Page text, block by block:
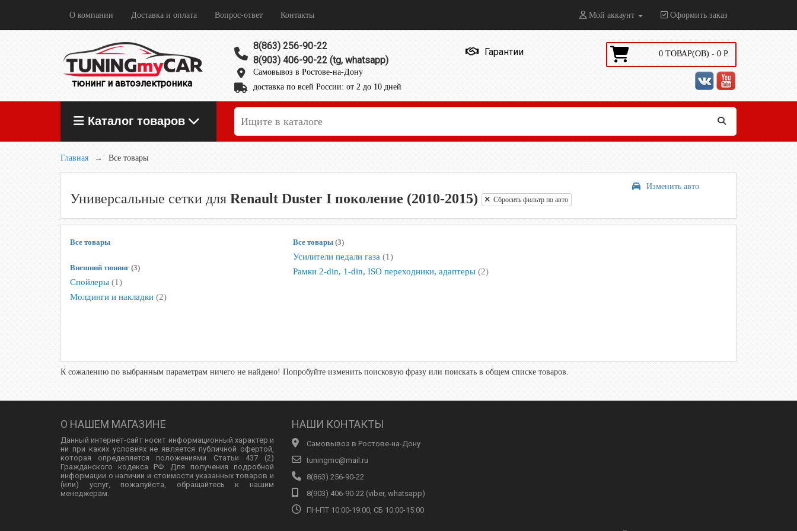
О компании Доставка и оплата Вопрос-ответ Контакты Мой аккаунт Оформить заказ
тюнинг и автоэлектроника
8(863) 256-90-22
8(903) 406-90-22 (tg, whatsapp)
Самовывоз в Ростове-на-Дону
доставка по всей России: от 2 до 10 дней
Гарантии 0 ТОВАР(ОВ) - 0 Р.
Каталог товаров
Главная → Все товары
Универсальные сетки для Renault Duster I поколение (2010-2015) Сбросить фильтр по авто
Изменить авто
Все товары
Внешний тюнинг (3)
Спойлеры (1)
Молдинги и накладки (2)
Все товары (3)
Усилители педали газа (1)
Рамки 2-din, 1-din, ISO переходники, адаптеры (2)
К сожалению по выбранным параметрам ничего не найдено! Попробуйте изменить поисковую фразу или поискать в общем списке товаров.
О НАШЕМ МАГАЗИНЕ
Данный интернет-сайт носит информационный характер и
ни при каких условиях не является публичной офертой,
которая определяется положениями Статьи 437 (2)
Гражданского кодекса РФ. Для получения подробной
информации о наличии и стоимости указанных товаров и
(или) услуг, пожалуйста, обращайтесь к нашим
менеджерам.
НАШИ КОНТАКТЫ
Самовывоз в Ростове-на-Дону
tuningmc@mail.ru
8(863) 256-90-22
8(903) 406-90-22 (viber, whatsapp)
ПН-ПТ 10:00-19:00, СБ 10:00-15:00